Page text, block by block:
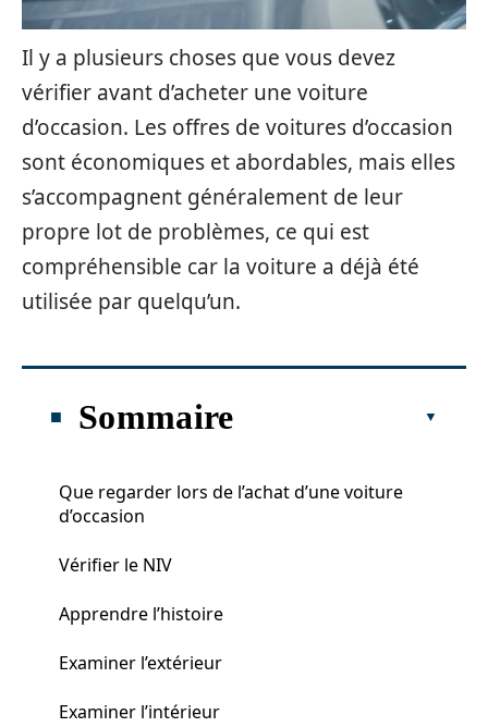
Il y a plusieurs choses que vous devez
vérifier avant d’acheter une voiture
d’occasion. Les offres de voitures d’occasion
sont économiques et abordables, mais elles
s’accompagnent généralement de leur
propre lot de problèmes, ce qui est
compréhensible car la voiture a déjà été
utilisée par quelqu’un.
Sommaire
Que regarder lors de l’achat d’une voiture
d’occasion
Vérifier le NIV
Apprendre l’histoire
Examiner l’extérieur
Examiner l’intérieur